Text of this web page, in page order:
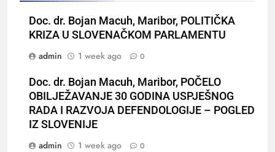
Doc. dr. Bojan Macuh, Maribor, POLITIČKA
KRIZA U SLOVENAČKOM PARLAMENTU
admin
1 week ago 0
Doc. dr. Bojan Macuh, Maribor, POČELO
OBILJEŽAVANJE 30 GODINA USPJEŠNOG
RADA I RAZVOJA DEFENDOLOGIJE – POGLED
IZ SLOVENIJE
admin
1 week ago 0